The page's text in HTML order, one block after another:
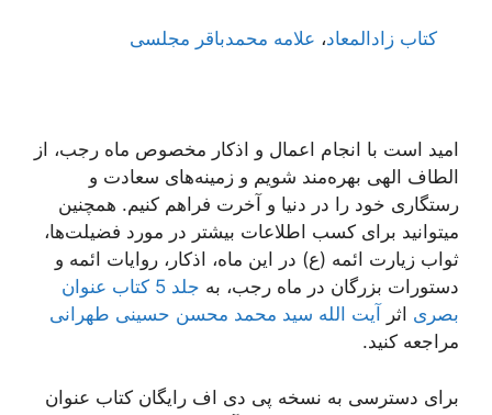
کتاب زادالمعاد، علامه محمدباقر مجلسی
امید است با انجام اعمال و اذکار مخصوص ماه رجب، از
الطاف الهی بهره‌مند شویم و زمینه‌های سعادت و
رستگاری خود را در دنیا و آخرت فراهم کنیم. همچنین
میتوانید برای کسب اطلاعات بیشتر در مورد فضیلت‌ها،
ثواب زیارت ائمه (ع) در این ماه، اذکار، روایات ائمه و
دستورات بزرگان در ماه رجب، به
جلد 5 کتاب عنوان
بصری اثر
آیت الله سید محمد محسن حسینی طهرانی
مراجعه کنید.
برای دسترسی به نسخه پی دی اف رایگان کتاب عنوان